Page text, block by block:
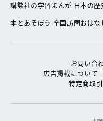
講談社の学習まんが 日本の歴
本とあそぼう 全国訪問おはな
お問い合
広告掲載について
特定商取